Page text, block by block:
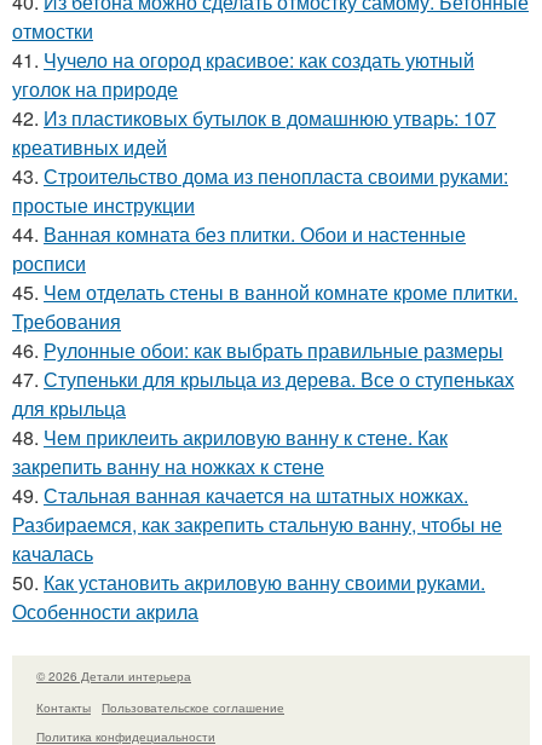
отмостки
41. Чучело на огород красивое: как создать уютный
уголок на природе
42. Из пластиковых бутылок в домашнюю утварь: 107
креативных идей
43. Строительство дома из пенопласта своими руками:
простые инструкции
44. Ванная комната без плитки. Обои и настенные
росписи
45. Чем отделать стены в ванной комнате кроме плитки.
Требования
46. Рулонные обои: как выбрать правильные размеры
47. Ступеньки для крыльца из дерева. Все о ступеньках
для крыльца
48. Чем приклеить акриловую ванну к стене. Как
закрепить ванну на ножках к стене
49. Стальная ванная качается на штатных ножках.
Разбираемся, как закрепить стальную ванну, чтобы не
качалась
50. Как установить акриловую ванну своими руками.
Особенности акрила
© 2026 Детали интерьера
Контакты
Пользовательское соглашение
Политика конфидециальности